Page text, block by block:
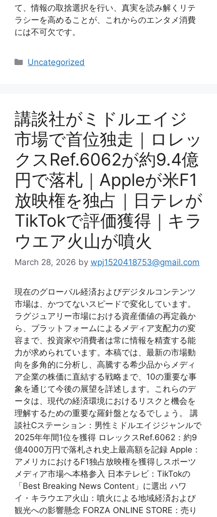
て、情報の取捨選択を行い、真実を読み解くリテ
ラシーを高めることが、これからのエンタメ消費
には不可欠です。
Categories
Uncategorized
講談社がミドルエイジ
市場で首位独走｜ロレッ
クスRef.6062が約9.4億
円で落札｜Appleが米F1
放映権を独占｜日テレが
TikTokで評価獲得｜キラ
ウエア火山が噴火
March 28, 2026 by wpj1520418753@gmail.com
現在のグローバル経済およびデジタルコンテンツ
市場は、かつてないスピードで変化しています。
ラグジュアリー市場における資産価値の再定義か
ら、プラットフォームによるメディア支配力の変
容まで、投資家や消費者は常に情報を精査する能
力が求められています。本稿では、最新の市場動
向を多角的に分析し、高騰する希少品からメディ
ア企業の株価に直結する戦略まで、10の重要な事
象を通じて今後の展望を詳述します。これらのデ
ータは、現代の経済環境におけるリスクと機会を
理解するための重要な羅針盤となるでしょう。 講
談社Cステーション：男性ミドルエイジジャンルで
2025年年間1位を獲得 ロレックスRef.6062：約9
億4000万円で落札され史上最高額を記録 Apple：
アメリカにおけるF1独占放映権を獲得しスポーツ
メディア市場へ本格参入 日本テレビ：TikTokの
「Best Breaking News Content」に選出 ハワ
イ・キラウエア火山：噴火による地域経済および
観光への影響懸念 FORZA ONLINE STORE：売り